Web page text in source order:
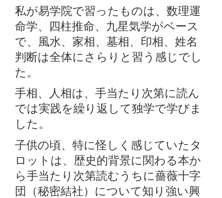
私が易学院で習ったものは、数理運
命学、四柱推命、九星気学がベース
で、風水、家相、墓相、印相、姓名
判断は全体にさらりと習う感じでし
た。
手相、人相は、手当たり次第に読ん
では実践を繰り返して独学で学びま
した。
子供の頃、特に怪しく感じていたタ
ロットは、歴史的背景に関わる本か
ら手当たり次第読むうちに薔薇十字
団（秘密結社）について知り強い興